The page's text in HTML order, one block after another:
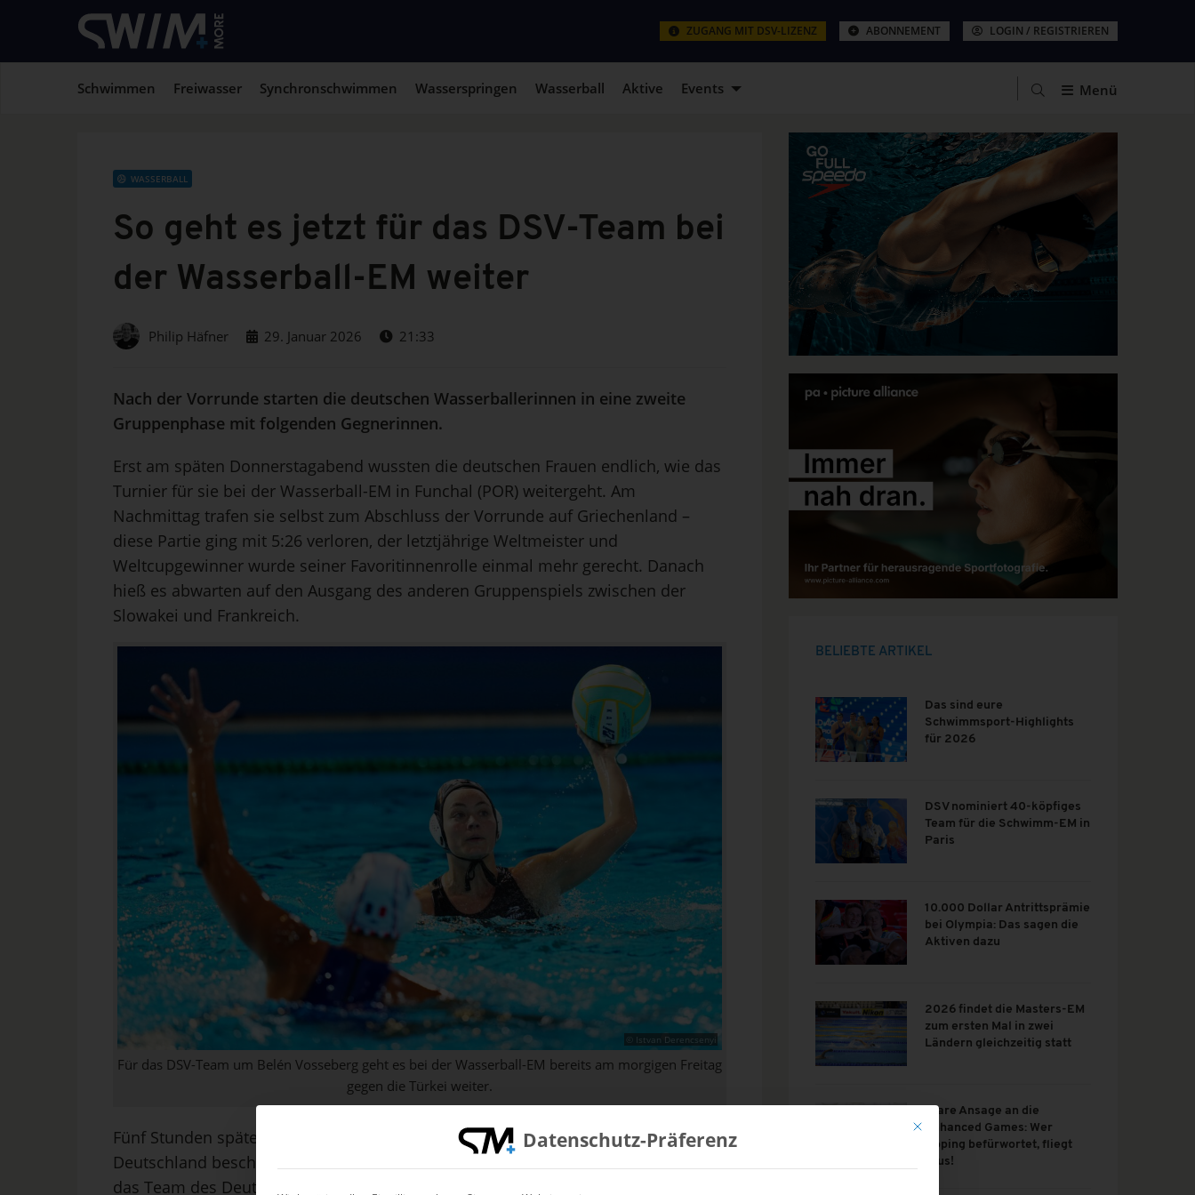
ZUGANG MIT DSV-LIZENZ ABONNEMENT LOGIN / REGISTRIEREN
Schwimmen Freiwasser Synchronschwimmen Wasserspringen Wasserball Aktive Events Menü
WASSERBALL
So geht es jetzt für das DSV-Team bei
der Wasserball-EM weiter
Philip Häfner 29. Januar 2026 21:33
Nach der Vorrunde starten die deutschen Wasserballerinnen in eine zweite
Gruppenphase mit folgenden Gegnerinnen.
Erst am späten Donnerstagabend wussten die deutschen Frauen endlich, wie das
Turnier für sie bei der Wasserball-EM in Funchal (POR) weitergeht. Am
Nachmittag trafen sie selbst zum Abschluss der Vorrunde auf Griechenland –
diese Partie ging mit 5:26 verloren, der letztjährige Weltmeister und
Weltcupgewinner wurde seiner Favoritinnenrolle einmal mehr gerecht. Danach
hieß es abwarten auf den Ausgang des anderen Gruppenspiels zwischen der
Slowakei und Frankreich.
© Istvan Derencsenyi
Für das DSV-Team um Belén Vosseberg geht es bei der Wasserball-EM bereits am morgigen Freitag
gegen die Türkei weiter.
Fünf Stunden später stand nach dem 21:13-Sieg der Französinnen dann fest:
Deutschland beschließt die Vorrunde auf Platz drei. In der Zwischenrunde trifft
das Team des Deutschen Schwimm-Verbands e.V. (DSV) nun auf Serbien und die
BELIEBTE ARTIKEL
Das sind eure
Schwimmsport-Highlights
für 2026
DSV nominiert 40-köpfiges
Team für die Schwimm-EM in
Paris
10.000 Dollar Antrittsprämie
bei Olympia: Das sagen die
Aktiven dazu
2026 findet die Masters-EM
zum ersten Mal in zwei
Ländern gleichzeitig statt
Klare Ansage an die
Enhanced Games: Wer
Doping befürwortet, fliegt
raus!
Mit diesem Button wird der Dialog geschlossen. Seine
Datenschutz-Präferenz